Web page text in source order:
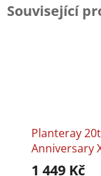
Související
Planteray
Anniversary
40%
1 449 Kč